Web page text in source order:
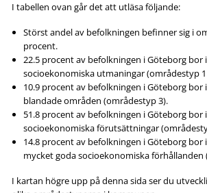
I tabellen ovan går det att utläsa följande:
Störst andel av befolkningen befinner sig i
procent.
22.5 procent av befolkningen i Göteborg bor
socioekonomiska utmaningar (områdestyp
10.9 procent av befolkningen i Göteborg
blandade områden (områdestyp 3).
51.8 procent av befolkningen i Göteborg bor
socioekonomiska förutsättningar
14.8 procent av befolkningen i Göteborg bor
mycket goda socioekonomiska förhållanden
I kartan högre upp på denna sida ser du